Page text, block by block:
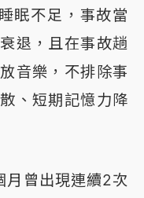
眠不足，事故當
退，且在事故趟
音樂，不排除事
、短期記憶力降
月曾出現連續2次